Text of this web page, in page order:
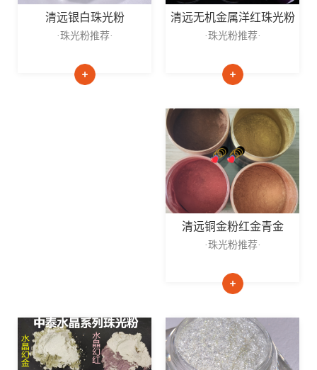
清远银白珠光粉
·珠光粉推荐·
清远无机金属洋红珠光粉
·珠光粉推荐·
清远铜金粉红金青金
·珠光粉推荐·